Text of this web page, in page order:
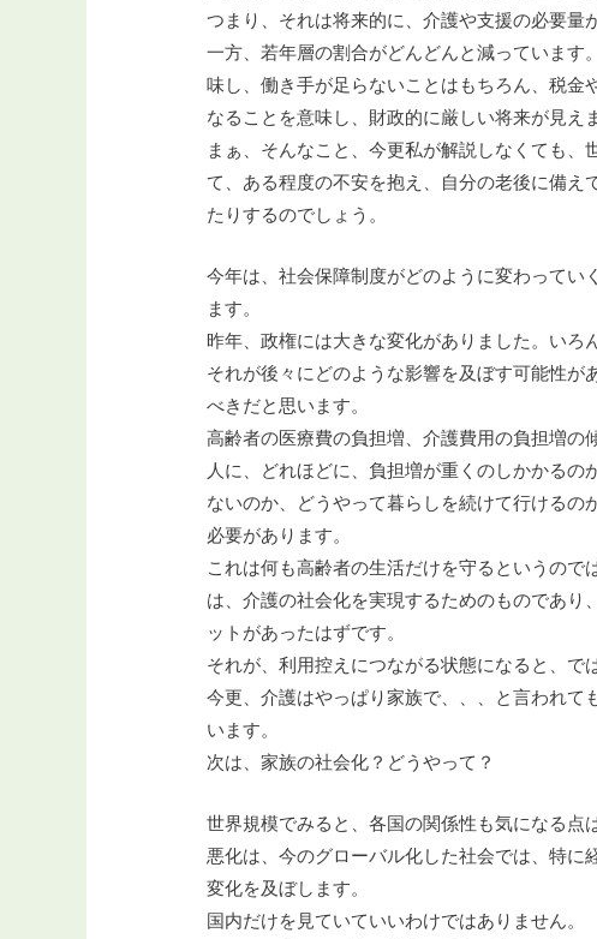
つまり、それは将来的に、介護や支援の必要量
一方、若年層の割合がどんどんと減っていま
味し、働き手が足らないことはもちろん、税金
なることを意味し、財政的に厳しい将来が見えま
まぁ、そんなこと、今更私が解説しなくても
て、ある程度の不安を抱え、自分の老後に備
たりするのでしょう。
今年は、社会保障制度がどのように変わって
ます。
昨年、政権には大きな変化がありました。いろ
それが後々にどのような影響を及ぼす可能性
べきだと思います。
高齢者の医療費の負担増、介護費用の負担増
人に、どれほどに、負担増が重くのしかかる
ないのか、どうやって暮らしを続けて行けるの
必要があります。
これは何も高齢者の生活だけを守るというの
は、介護の社会化を実現するためのものであり
ットがあったはずです。
それが、利用控えにつながる状態になると、で
今更、介護はやっぱり家族で、、、と言われ
います。
次は、家族の社会化？どうやって？
世界規模でみると、各国の関係性も気になる
悪化は、今のグローバル化した社会では、特に
変化を及ぼします。
国内だけを見ていていいわけではありません。